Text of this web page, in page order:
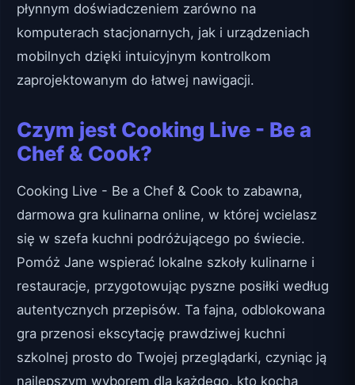
płynnym doświadczeniem zarówno na
komputerach stacjonarnych, jak i urządzeniach
mobilnych dzięki intuicyjnym kontrolkom
zaprojektowanym do łatwej nawigacji.
Czym jest Cooking Live - Be a
Chef & Cook?
Cooking Live - Be a Chef & Cook to zabawna,
darmowa gra kulinarna online, w której wcielasz
się w szefa kuchni podróżującego po świecie.
Pomóż Jane wspierać lokalne szkoły kulinarne i
restauracje, przygotowując pyszne posiłki według
autentycznych przepisów. Ta fajna, odblokowana
gra przenosi ekscytację prawdziwej kuchni
szkolnej prosto do Twojej przeglądarki, czyniąc ją
najlepszym wyborem dla każdego, kto kocha